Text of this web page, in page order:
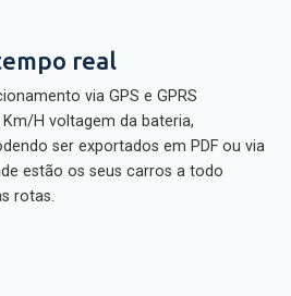
real
via GPS e GPRS
H voltagem da bateria,
ser exportados em PDF ou via
estão os seus carros a todo
rotas.